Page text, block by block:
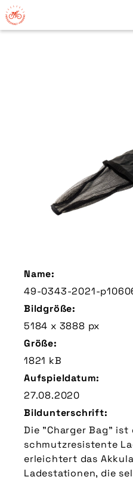
Name:
49-0343-2021-
Bildgröße:
5184 x 3888 px
Größe:
1821 kB
Aufspieldatum:
27.08.2020
Bildunterschrift:
Die "Charger Bag" ist
schmutzresistente
erleichtert das
Ladestationen, die